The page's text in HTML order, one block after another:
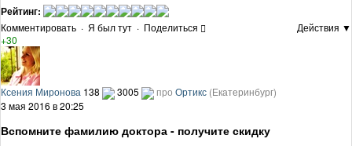
Рейтинг:
Комментировать · Я был тут · Поделиться
Действия ▼
+30
Ксения Миронова 138 3005 про Ортикс (Екатеринбург)
3 мая 2016 в 20:25
Вспомните фамилию доктора - получите скидку